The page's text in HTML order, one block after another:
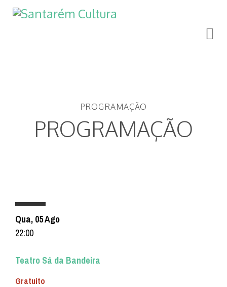
PROGRAMAÇÃO
PROGRAMAÇÃO
Qua, 05 Ago
22:00
Teatro Sá da Bandeira
Gratuito